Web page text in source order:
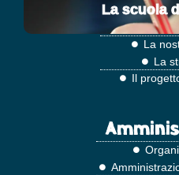
La scuola
La
La
Il